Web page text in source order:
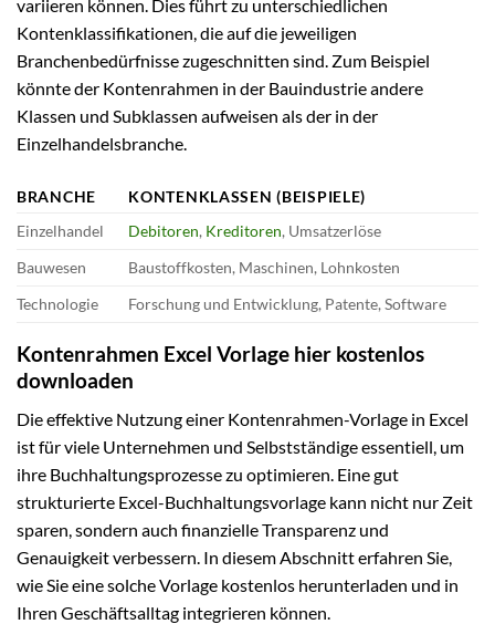
variieren können. Dies führt zu unterschiedlichen
Kontenklassifikationen, die auf die jeweiligen
Branchenbedürfnisse zugeschnitten sind. Zum Beispiel
könnte der Kontenrahmen in der Bauindustrie andere
Klassen und Subklassen aufweisen als der in der
Einzelhandelsbranche.
BRANCHE
KONTENKLASSEN (BEISPIELE)
Einzelhandel
Debitoren, Kreditoren, Umsatzerlöse
Bauwesen
Baustoffkosten, Maschinen, Lohnkosten
Technologie
Forschung und Entwicklung, Patente, Software
Kontenrahmen Excel Vorlage hier kostenlos
downloaden
Die effektive Nutzung einer Kontenrahmen-Vorlage in Excel
ist für viele Unternehmen und Selbstständige essentiell, um
ihre Buchhaltungsprozesse zu optimieren. Eine gut
strukturierte Excel-Buchhaltungsvorlage kann nicht nur Zeit
sparen, sondern auch finanzielle Transparenz und
Genauigkeit verbessern. In diesem Abschnitt erfahren Sie,
wie Sie eine solche Vorlage kostenlos herunterladen und in
Ihren Geschäftsalltag integrieren können.